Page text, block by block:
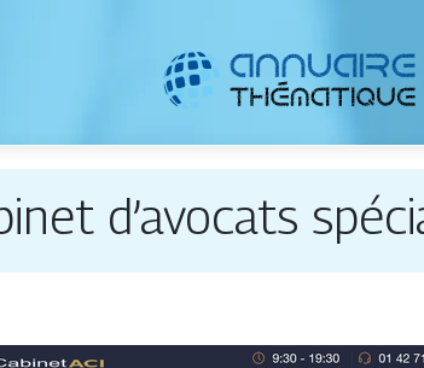
d’avocats